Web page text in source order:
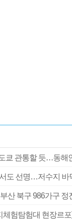
쿄 관통할 듯…동해
도 선명…저수지 바
산 북구 986가구 정